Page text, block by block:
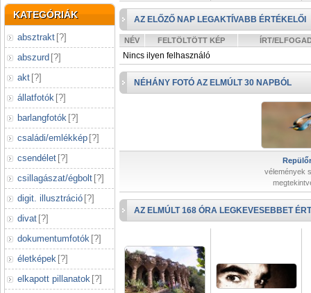
KATEGÓRIÁK
absztrakt [?]
abszurd [?]
akt [?]
állatfotók [?]
barlangfotók [?]
családi/emlékkép [?]
csendélet [?]
csillagászat/égbolt [?]
digit. illusztráció [?]
divat [?]
dokumentumfotók [?]
életképek [?]
elkapott pillanatok [?]
AZ ELŐZŐ NAP LEGAKTÍVABB ÉRTÉKELŐI
NÉV FELTÖLTÖTT KÉP ÍRT/
Nincs ilyen felhasználó
NÉHÁNY FOTÓ AZ ELMÚLT 30 NAPBÓL
vélemények
AZ ELMÚLT 168 ÓRA LEGKEVESEBBET